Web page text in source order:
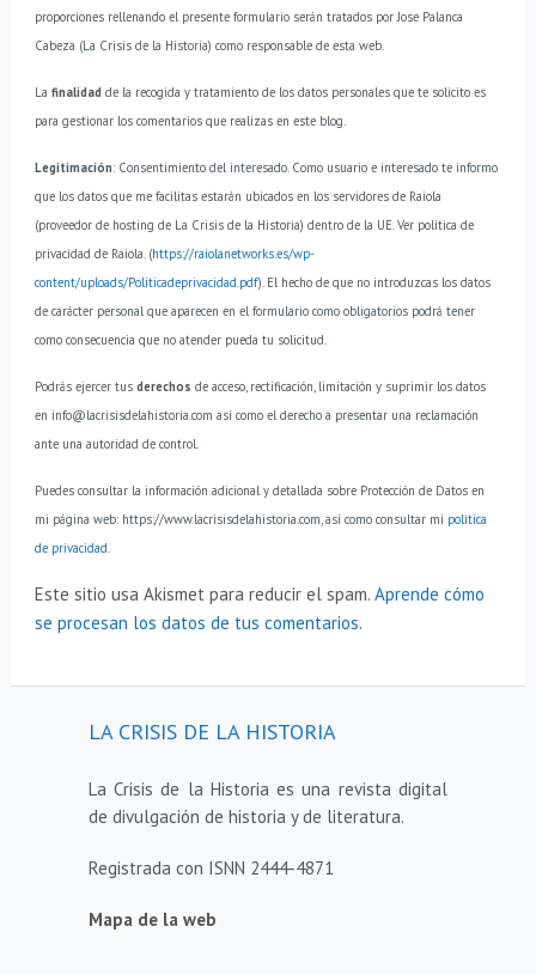
proporciones rellenando el presente formulario serán tratados por Jose Palanca
Cabeza (La Crisis de la Historia) como responsable de esta web.
La finalidad de la recogida y tratamiento de los datos personales que te solicito es
para gestionar los comentarios que realizas en este blog.
Legitimación: Consentimiento del interesado. Como usuario e interesado te informo
que los datos que me facilitas estarán ubicados en los servidores de Raiola
(proveedor de hosting de La Crisis de la Historia) dentro de la UE. Ver política de
privacidad de Raiola. (https://raiolanetworks.es/wp-
content/uploads/Politicadeprivacidad.pdf). El hecho de que no introduzcas los datos
de carácter personal que aparecen en el formulario como obligatorios podrá tener
como consecuencia que no atender pueda tu solicitud.
Podrás ejercer tus derechos de acceso, rectificación, limitación y suprimir los datos
en info@lacrisisdelahistoria.com así como el derecho a presentar una reclamación
ante una autoridad de control.
Puedes consultar la información adicional y detallada sobre Protección de Datos en
mi página web: https://www.lacrisisdelahistoria.com, así como consultar mi política
de privacidad
Este sitio usa Akismet para reducir el spam. Aprende cómo
se procesan los datos de tus comentarios.
LA CRISIS DE LA HISTORIA
La Crisis de la Historia es una revista digital
de divulgación de historia y de literatura.
Registrada con ISNN 2444-4871
Mapa de la web